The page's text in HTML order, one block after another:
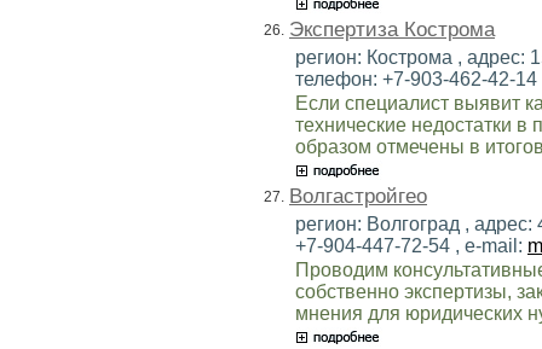
26. Экспертиза Кострома
регион: Кострома , адрес:
телефон: +7-903-462-42-
Если специалист выявит
технические недостатки
образом отмечены в
27. Волгастройгео
регион: Волгоград ,
+7-904-447-72-54 , e-mail:
Проводим
собственно экспертизы,
мнения для юридических